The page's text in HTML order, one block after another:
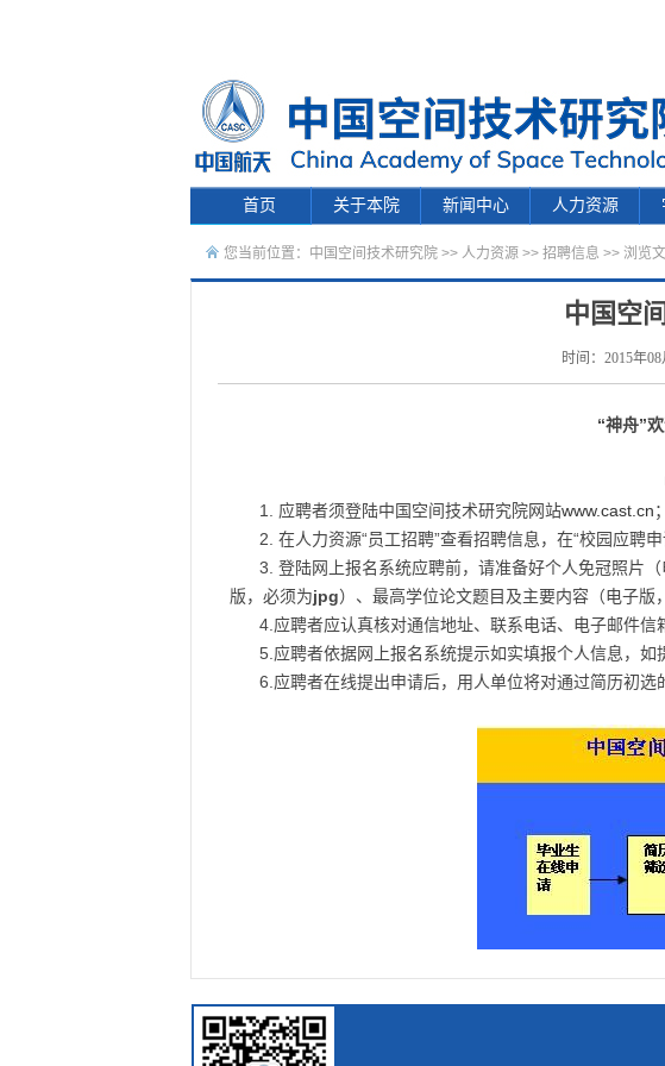
首页 关于本院 新闻中心 人力资源
您当前位置： 中国空间技术研究院 >> 人力资源 >> 招聘信息 >> 浏览
中国空
时间：2015年08
“神舟”
1. 应聘者须登陆中国空间技术研究院网站www.cast.cn；
2. 在人力资源“员工招聘”查看招聘信息，在“校园应聘
3. 登陆网上报名系统应聘前，请准备好个人免冠照片
版，必须为jpg）、最高学位论文题目及主要内容（电子版
4.应聘者应认真核对通信地址、联系电话、电子邮件信
5.应聘者依据网上报名系统提示如实填报个人信息，如
6.应聘者在线提出申请后，用人单位将对通过简历初选